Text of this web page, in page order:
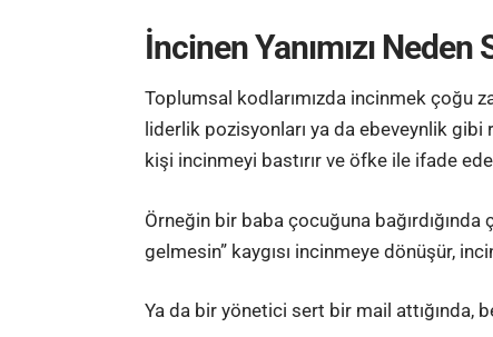
İncinen Yanımızı Neden
Toplumsal kodlarımızda incinmek çoğu
liderlik pozisyonları ya da ebeveynlik gibi
kişi incinmeyi bastırır ve öfke ile ifade
Örneğin bir baba çocuğuna
gelmesin” kaygısı incinmeye dönüşür,
Ya da bir yönetici sert bir mail attığında,